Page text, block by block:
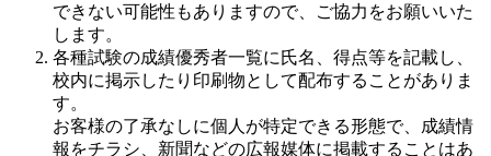
できない可能性もありますので、ご協力をお願いいた
します。
各種試験の成績優秀者一覧に氏名、得点等を記載し、
校内に掲示したり印刷物として配布することがありま
す。
お客様の了承なしに個人が特定できる形態で、成績情
報をチラシ、新聞などの広報媒体に掲載することはあ